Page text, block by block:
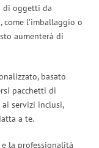
di oggetti da
l’imballaggio o
aumenterà di
basato
pacchetti di
ai servizi inclusi,
a te.
la professionalità